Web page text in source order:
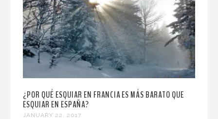
¿POR QUÉ ESQUIAR EN FRANCIA ES MÁS BARATO QUE
ESQUIAR EN ESPAÑA?
JANUARY 22, 2017